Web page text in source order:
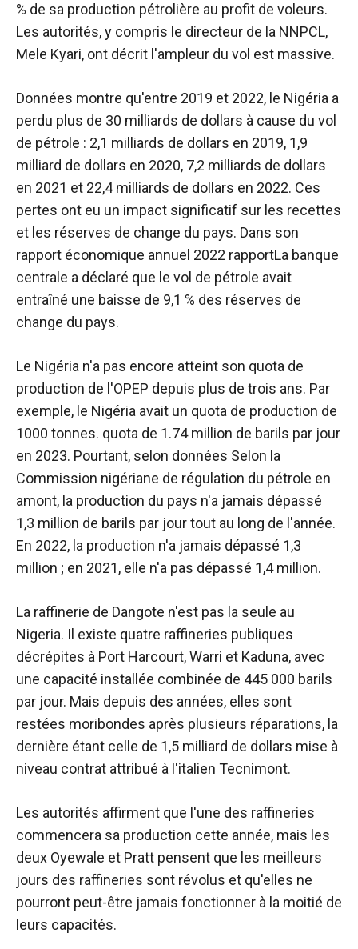
% de sa production pétrolière au profit de voleurs.
Les autorités, y compris le directeur de la NNPCL,
Mele Kyari, ont décrit l'ampleur du vol est massive.
Données montre qu'entre 2019 et 2022, le Nigéria a
perdu plus de 30 milliards de dollars à cause du vol
de pétrole : 2,1 milliards de dollars en 2019, 1,9
milliard de dollars en 2020, 7,2 milliards de dollars
en 2021 et 22,4 milliards de dollars en 2022. Ces
pertes ont eu un impact significatif sur les recettes
et les réserves de change du pays. Dans son
rapport économique annuel 2022 rapportLa banque
centrale a déclaré que le vol de pétrole avait
entraîné une baisse de 9,1 % des réserves de
change du pays.
Le Nigéria n'a pas encore atteint son quota de
production de l'OPEP depuis plus de trois ans. Par
exemple, le Nigéria avait un quota de production de
1000 tonnes. quota de 1.74 million de barils par jour
en 2023. Pourtant, selon données Selon la
Commission nigériane de régulation du pétrole en
amont, la production du pays n'a jamais dépassé
1,3 million de barils par jour tout au long de l'année.
En 2022, la production n'a jamais dépassé 1,3
million ; en 2021, elle n'a pas dépassé 1,4 million.
La raffinerie de Dangote n'est pas la seule au
Nigeria. Il existe quatre raffineries publiques
décrépites à Port Harcourt, Warri et Kaduna, avec
une capacité installée combinée de 445 000 barils
par jour. Mais depuis des années, elles sont
restées moribondes après plusieurs réparations, la
dernière étant celle de 1,5 milliard de dollars mise à
niveau contrat attribué à l'italien Tecnimont.
Les autorités affirment que l'une des raffineries
commencera sa production cette année, mais les
deux Oyewale et Pratt pensent que les meilleurs
jours des raffineries sont révolus et qu'elles ne
pourront peut-être jamais fonctionner à la moitié de
leurs capacités.